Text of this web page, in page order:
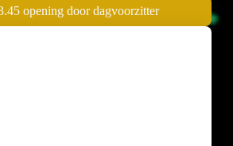
opening door dagvoorzitter